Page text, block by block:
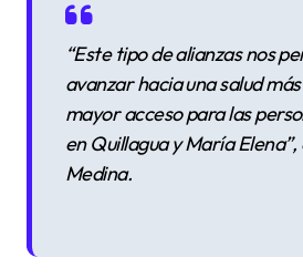
“Este tipo de alianzas nos
avanzar hacia una salud
mayor acceso para las
en Quillagua y María Elena”,
Medina.